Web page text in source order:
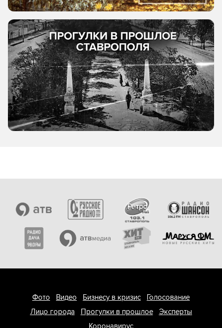
Фото Видео Бизнесу в кризис
Голосование
Лицо города
Прогулки в прошлое
Эксперты
Коронавирус